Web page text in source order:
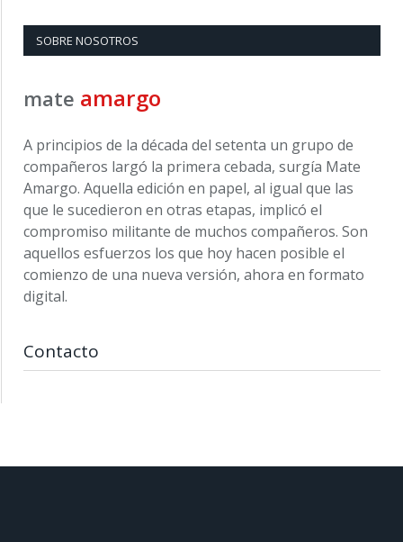
SOBRE NOSOTROS
mate amargo
A principios de la década del setenta un grupo de
compañeros largó la primera cebada, surgía Mate
Amargo. Aquella edición en papel, al igual que las
que le sucedieron en otras etapas, implicó el
compromiso militante de muchos compañeros. Son
aquellos esfuerzos los que hoy hacen posible el
comienzo de una nueva versión, ahora en formato
digital.
Contacto